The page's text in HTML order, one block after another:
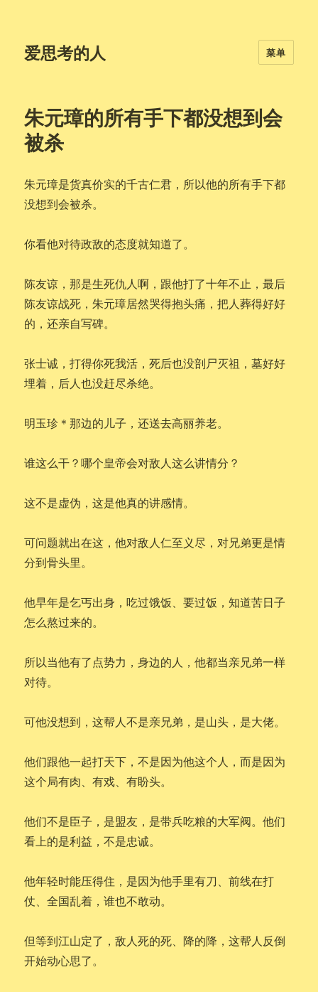
爱思考的人 菜单
朱元璋的所有手下都没想到会
被杀
朱元璋是货真价实的千古仁君，所以他的所有手下都
没想到会被杀。
你看他对待政敌的态度就知道了。
陈友谅，那是生死仇人啊，跟他打了十年不止，最后
陈友谅战死，朱元璋居然哭得抱头痛，把人葬得好好
的，还亲自写碑。
张士诚，打得你死我活，死后也没剖尸灭祖，墓好好
埋着，后人也没赶尽杀绝。
明玉珍＊那边的儿子，还送去高丽养老。
谁这么干？哪个皇帝会对敌人这么讲情分？
这不是虚伪，这是他真的讲感情。
可问题就出在这，他对敌人仁至义尽，对兄弟更是情
分到骨头里。
他早年是乞丐出身，吃过饿饭、要过饭，知道苦日子
怎么熬过来的。
所以当他有了点势力，身边的人，他都当亲兄弟一样
对待。
可他没想到，这帮人不是亲兄弟，是山头，是大佬。
他们跟他一起打天下，不是因为他这个人，而是因为
这个局有肉、有戏、有盼头。
他们不是臣子，是盟友，是带兵吃粮的大军阀。他们
看上的是利益，不是忠诚。
他年轻时能压得住，是因为他手里有刀、前线在打
仗、全国乱着，谁也不敢动。
但等到江山定了，敌人死的死、降的降，这帮人反倒
开始动心思了。